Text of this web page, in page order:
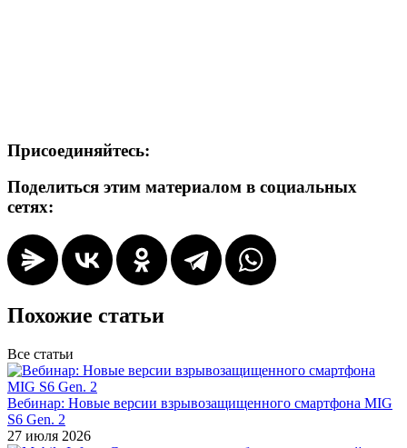
Присоединяйтесь:
Поделиться этим материалом в социальных
сетях:
Похожие статьи
Все статьи
Вебинар: Новые версии взрывозащищенного смартфона MIG
S6 Gen. 2
27 июля 2026